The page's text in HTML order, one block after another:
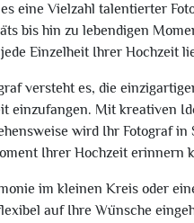
eine Vielzahl talentierter
bis hin zu lebendigen
Einzelheit Ihrer Hochzeit
versteht es, die
einzufangen. Mit kreativen
wird Ihr Fotograf in
Ihrer Hochzeit erinnern
im kleinen Kreis oder
auf Ihre Wünsche